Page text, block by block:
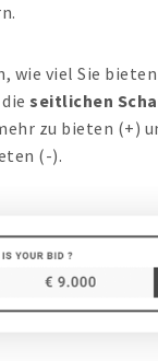
wie viel Sie
seitlichen
zu bieten (+)
(-).